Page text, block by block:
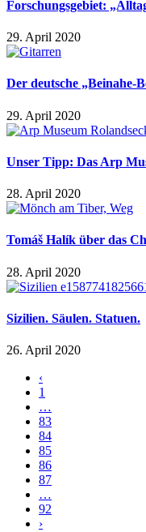
Forschungsgebiet:
29. April 2020
Der deutsche „Beinahe-
29. April 2020
Unser Tipp: Das Arp
28. April 2020
Tomáš Halík über das
28. April 2020
Sizilien. Säulen. Statuen.
26. April 2020
‹
1
…
83
84
85
86
87
…
92
›